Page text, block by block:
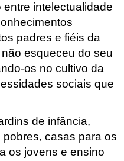
intelectualidade
padres e fiéis da
esqueceu do seu
os no cultivo da
sociais que
de infância,
casas para os
os jovens e ensino